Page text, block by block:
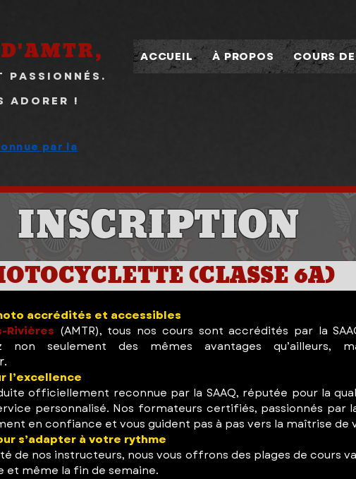
PASSIONNÉS.
ADORER !
par la
ACCUEIL À PROPOS COURS
accrédités et accessibles
Rivières (AMTR), tous nos cours sont accrédités par la
seulement des mêmes avantages qu’ailleurs,
l’excellence
officiellement reconnue par la SAAQ, réputée pour la
personnalisé. Nos formateurs certifiés, passionnés par
en confiance et vous guident pas à pas vers la maîtrise de
s’adapter à votre rythme
de nos instructeurs, nous vous offrons des plages de cours
et même la fin de semaine.
INSCRIPTION
(CLASSE 6A)